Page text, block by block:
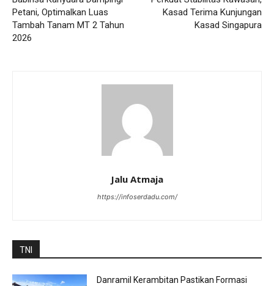
Petani, Optimalkan Luas
Tambah Tanam MT 2 Tahun
2026
Kasad Terima Kunjungan
Kasad Singapura
Jalu Atmaja
https://infoserdadu.com/
TNI
Danramil Kerambitan Pastikan Formasi